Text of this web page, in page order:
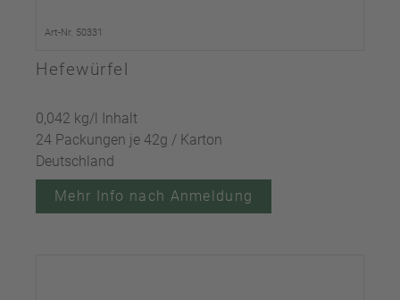
Art-Nr. 50331
Hefewürfel
0,042 kg/l Inhalt
24 Packungen je 42g / Karton
Deutschland
Mehr Info nach Anmeldung